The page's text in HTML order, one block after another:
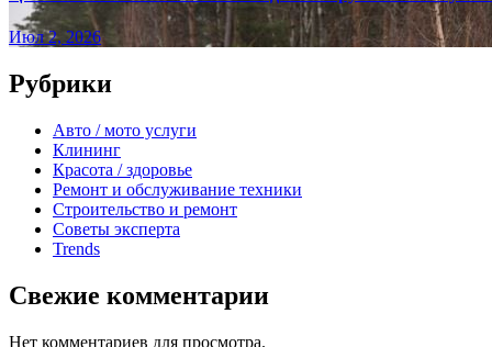
Июл 2, 2026
Рубрики
Авто / мото услуги
Клининг
Красота / здоровье
Ремонт и обслуживание техники
Строительство и ремонт
Советы эксперта
Trends
Свежие комментарии
Нет комментариев для просмотра.